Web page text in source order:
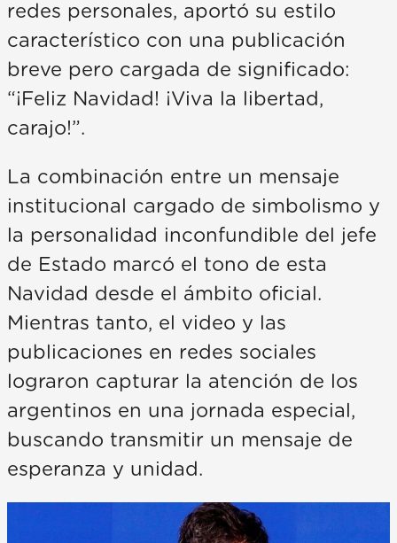
redes personales, aportó su estilo
característico con una publicación
breve pero cargada de significado:
“¡Feliz Navidad! ¡Viva la libertad,
carajo!”.
La combinación entre un mensaje
institucional cargado de simbolismo y
la personalidad inconfundible del jefe
de Estado marcó el tono de esta
Navidad desde el ámbito oficial.
Mientras tanto, el video y las
publicaciones en redes sociales
lograron capturar la atención de los
argentinos en una jornada especial,
buscando transmitir un mensaje de
esperanza y unidad.